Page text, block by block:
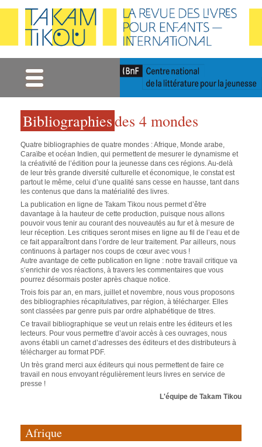
Bibliographiesdes 4 mondes
Quatre bibliographies de quatre mondes : Afrique, Monde arabe,
Caraïbe et océan Indien, qui permettent de mesurer le dynamisme et
la créativité de l’édition pour la jeunesse dans ces régions. Au-delà
de leur très grande diversité culturelle et économique, le constat est
partout le même, celui d’une qualité sans cesse en hausse, tant dans
les contenus que dans la matérialité des livres.
La publication en ligne de Takam Tikou nous permet d’être
davantage à la hauteur de cette production, puisque nous allons
pouvoir vous tenir au courant des nouveautés au fur et à mesure de
leur réception. Les critiques seront mises en ligne au fil de l’eau et de
ce fait apparaîtront dans l’ordre de leur traitement. Par ailleurs, nous
continuons à partager nos coups de cœur avec vous !
Autre avantage de cette publication en ligne : notre travail critique va
s’enrichir de vos réactions, à travers les commentaires que vous
pourrez désormais poster après chaque notice.
Trois fois par an, en mars, juillet et novembre, nous vous proposons
des bibliographies récapitulatives, par région, à télécharger. Elles
sont classées par genre puis par ordre alphabétique de titres.
Ce travail bibliographique se veut un relais entre les éditeurs et les
lecteurs. Pour vous permettre d’avoir accès à ces ouvrages, nous
avons établi un carnet d’adresses des éditeurs et des distributeurs à
télécharger au format PDF.
Un très grand merci aux éditeurs qui nous permettent de faire ce
travail en nous envoyant régulièrement leurs livres en service de
presse !
L'équipe de Takam Tikou
Afrique